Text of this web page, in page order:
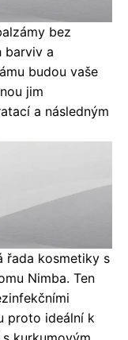
bez
barviv a
budou vaše
jim
a následným
řada kosmetiky s
Nimba. Ten
proto ideální k